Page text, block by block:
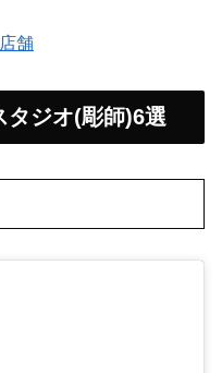
舗
タジオ(彫師)6選